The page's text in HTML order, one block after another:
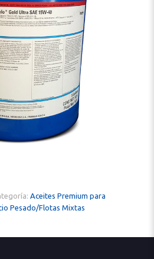
Aceites Premium para
Pesado/Flotas Mixtas